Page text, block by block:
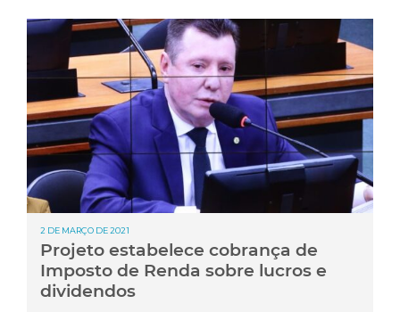
2 DE MARÇO DE 2021
Projeto estabelece cobrança de
Imposto de Renda sobre lucros e
dividendos